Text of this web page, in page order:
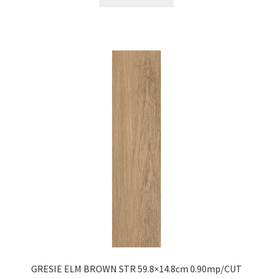
GRESIE ELM BROWN STR 59.8×14.8cm 0.90mp/CUT